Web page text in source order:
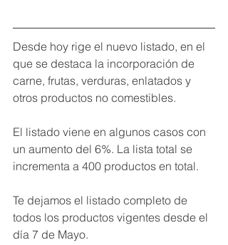
Desde hoy rige el nuevo listado, en el
que se destaca la incorporación de
carne, frutas, verduras, enlatados y
otros productos no comestibles.
El listado viene en algunos casos con
un aumento del 6%. La lista total se
incrementa a 400 productos en total.
Te dejamos el listado completo de
todos los productos vigentes desde el
día 7 de Mayo.